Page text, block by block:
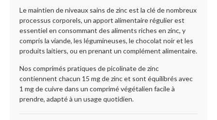
Le maintien de niveaux sains de zinc est la clé de nombreux
processus corporels, un apport alimentaire régulier est
essentiel en consommant des aliments riches en zinc, y
compris la viande, les légumineuses, le chocolat noir et les
produits laitiers, ou en prenant un complément alimentaire.
Nos comprimés pratiques de picolinate de zinc
contiennent chacun 15 mg de zinc et sont équilibrés avec
1 mg de cuivre dans un comprimé végétalien facile à
prendre, adapté à un usage quotidien.